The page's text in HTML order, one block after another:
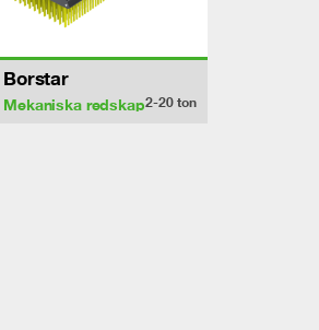
Borstar
Mekaniska redskap2-20 ton